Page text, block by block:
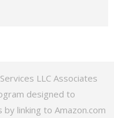
LLC Associates
designed to
linking to Amazon.com